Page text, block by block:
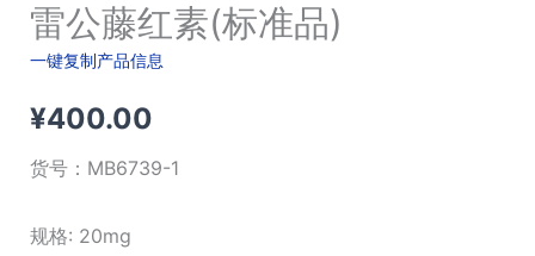
雷公藤红素(标准品)
一键复制产品信息
¥400.00
货号： MB6739-1
规格: 20mg